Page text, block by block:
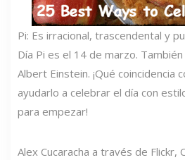
Pi: Es irracional, trascendental y
Día Pi es el 14 de marzo.
Albert Einstein. ¡Qué coincidencia
ayudarlo a celebrar el día con
para empezar!
Alex Cucaracha a través de Flickr,